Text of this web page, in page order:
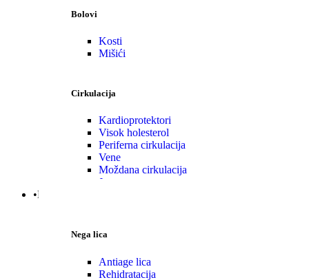
Bolovi
Kosti
Mišići
Cirkulacija
Kardioprotektori
Visok holesterol
Periferna cirkulacija
Vene
Moždana cirkulacija
Jetra
•Nega | Lepota
Nega lica
Antiage lica
Rehidratacija